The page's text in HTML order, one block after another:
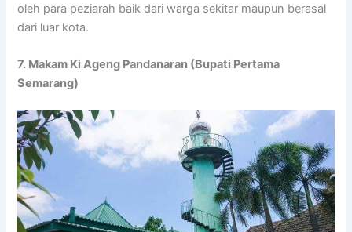
oleh para peziarah baik dari warga sekitar maupun berasal
dari luar kota.
7. Makam Ki Ageng Pandanaran (Bupati Pertama
Semarang)